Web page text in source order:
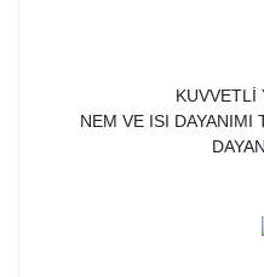
KUVVETLİ
NEM VE ISI DAYANIMI